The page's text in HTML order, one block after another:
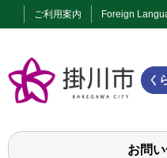
ご利用案内 Foreign
く
お問